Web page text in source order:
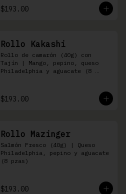
$193.00
Rollo Kakashi
Rollo de camarón (40g) con
Tajín | Mango, pepino, queso
Philadelphia y aguacate (8
$193.00
Rollo Mazinger
Salmón Fresco (40g) | Queso
Philadelphia, pepino y aguacate
(8 pzas)
$193.00